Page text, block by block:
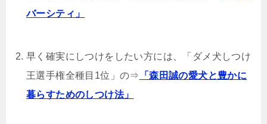
バーシティ」
早く確実にしつけをしたい方には、「ダメ犬しつけ
王選手権全種目1位」の⇒
「森田誠の愛犬と豊かに
暮らすためのしつけ法」